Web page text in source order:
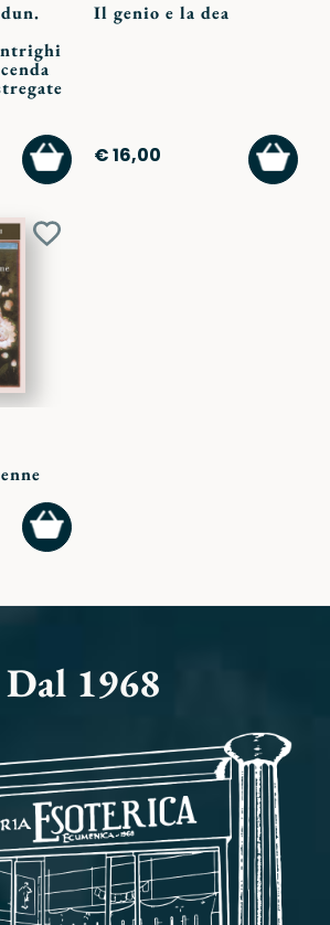
AGGIUNGI
AL
CARRELLO
Il genio e la dea
€ 16,00
AL
Aggiungi
AGGIUNGI
AL
CARRELLO
Dal 1968